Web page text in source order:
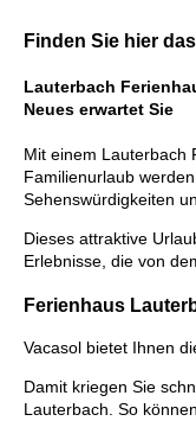
Finden Sie hier
Lauterbach
Neues erwartet Sie
Mit einem Lauterbach
Familienurlaub
Sehenswürdigkeiten
Dieses attraktive
Erlebnisse, die von
Ferienhaus
Vacasol bietet Ihnen
Damit kriegen Sie
Lauterbach. So